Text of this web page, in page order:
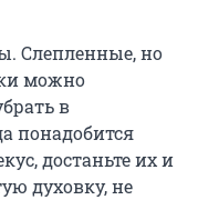
Слепленные, но
можно
в
понадобится
достаньте их и
духовку, не